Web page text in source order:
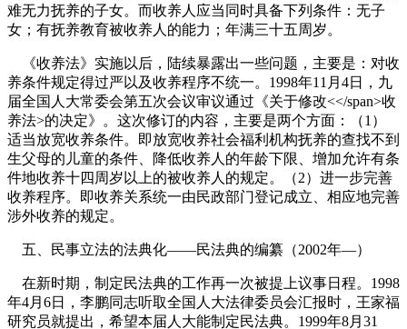
难无力抚养的子女。而收养人应当同时具备下列条件：无子
女；有抚养教育被收养人的能力；年满三十五周岁。
《收养法》实施以后，陆续暴露出一些问题，主要是：对收
养条件规定得过严以及收养程序不统一。 1998年11 月 4日
，九
届全国人大常委会第五次会议审议通过《关于修改<</span>收
养法>的决定》。这次修订的内容，主要是两个方面：（1 ）
适当放宽收养条件。即放宽收养社会福利机构抚养的查找不到
生父母的儿童的条件、降低收养人的年龄下限、增加允许有条
件地收养十四周岁以上的被收养人的规定。（2）进一步完善
收养程序。即收养关系统一由民政部门登记成立、相应地完善
涉外收养的规定。
五、民事立法的法典化——民法典的编纂（2002年—）
在新时期，制定民法典的工作再一次被提上议事日程。 1998
年4月 6日
，李鹏同志听取全国人大法律委员会汇报时，王家福
研究员就提出，希望本届人大能制定民法典。 1999年8月 31